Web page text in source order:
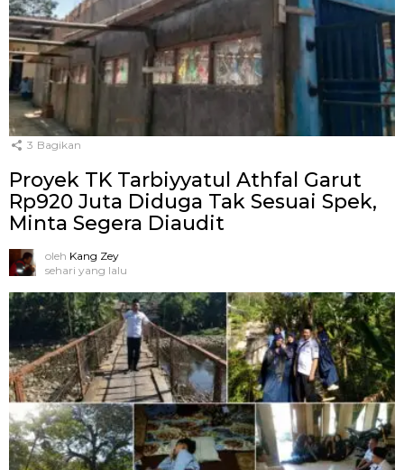
3 Bagikan
Proyek TK Tarbiyyatul Athfal Garut
Rp920 Juta Diduga Tak Sesuai Spek,
Minta Segera Diaudit
oleh Kang Zey
sehari yang lalu